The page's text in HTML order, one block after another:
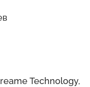
Technology,